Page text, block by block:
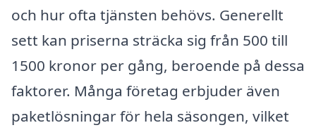
och hur ofta tjänsten behövs. Generellt
sett kan priserna sträcka sig från 500 till
1500 kronor per gång, beroende på dessa
faktorer. Många företag erbjuder även
paketlösningar för hela säsongen, vilket